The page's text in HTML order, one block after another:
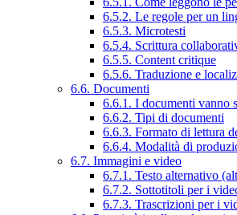
6.5.2. Le regole per un
6.5.3. Microtesti
6.5.4. Scrittura
6.5.5. Content critique
6.5.6. Traduzione e
6.6. Documenti
6.6.1. I documenti vanno
6.6.2. Tipi di documenti
6.6.3. Formato di lettura
6.6.4. Modalità di
6.7. Immagini e video
6.7.1. Testo alternativo
6.7.2. Sottotitoli per i
6.7.3. Trascrizioni per i